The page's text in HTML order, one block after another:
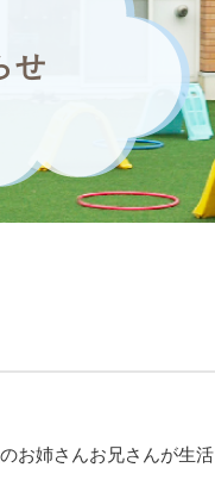
せ
お姉さんお兄さんが生活